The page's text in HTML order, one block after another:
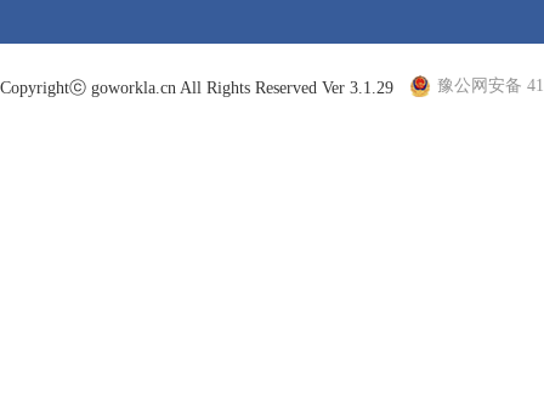
Copyrightⓒ goworkla.cn All Rights Reserved Ver 3.1.29 豫公网安备